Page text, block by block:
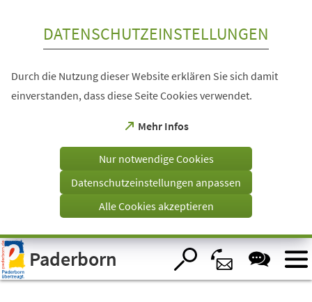
Visuelle
Assistenzsoftware
öffnen.
DATENSCHUTZEINSTELLUNGEN
Durch die Nutzung dieser Website erklären Sie sich damit
einverstanden, dass diese Seite Cookies verwendet.
Mehr Infos
(Öffnet
einem
Tab)
Nur notwendige Cookies
Datenschutzeinstellungen anpassen
Alle Cookies akzeptieren
Paderborn